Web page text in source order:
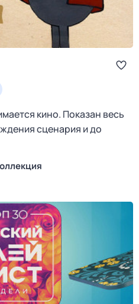
кино. Показан весь
сценария и до